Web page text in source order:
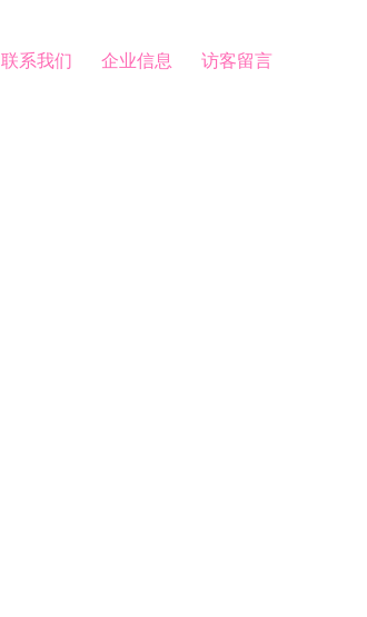
联系我们 企业信息 访客留言